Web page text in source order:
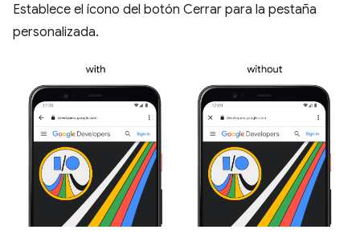
Establece el ícono del botón Cerrar para la pestaña
personalizada.